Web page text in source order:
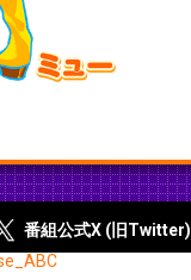
番組公式X (旧Twitter)